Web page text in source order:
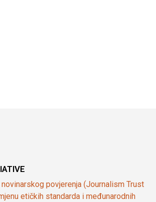
povjerenja (Journalism Trust
etičkih standarda i međunarodnih